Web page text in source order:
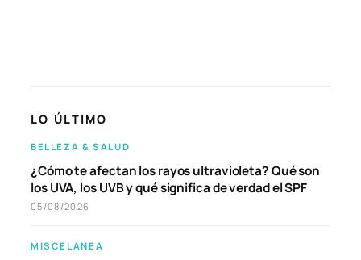
LO ÚLTIMO
BELLEZA & SALUD
¿Cómo te afectan los rayos ultravioleta? Qué son
los UVA, los UVB y qué significa de verdad el SPF
05/08/2026
MISCELÁNEA